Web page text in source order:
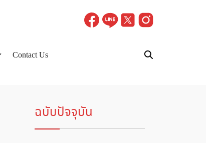
Contact Us
ฉบับปัจจุบัน